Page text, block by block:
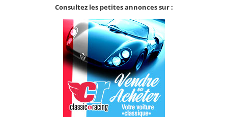
Consultez les petites annonces sur :